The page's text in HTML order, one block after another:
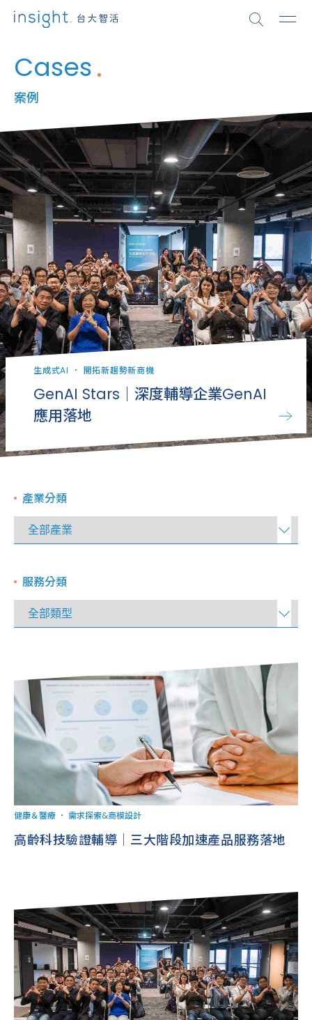
Cases
案例
生成式AI ． 開拓新趨勢新商機
GenAI Stars｜深度輔導企業GenAI
應用落地
產業分類
服務分類
健康＆醫療 ． 需求探索&商模設計
高齡科技驗證輔導｜三大階段加速產品服務落地